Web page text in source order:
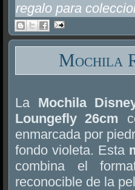
regalo para
Mochila
La Mochila
Loungefly 26cm
enmarcada por
fondo violeta. Esta
combina el
reconocible de la